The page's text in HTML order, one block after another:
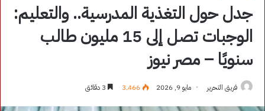
جدل حول التغذية المدرسية.. والتعليم:
الوجبات تصل إلى 15 مليون طالب
سنويًا – مصر نيوز
فريق التحرير مايو 9, 2026 3٬466